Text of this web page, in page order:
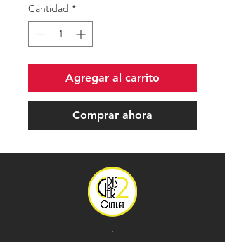
Cantidad *
Agregar al carrito
Comprar ahora
.